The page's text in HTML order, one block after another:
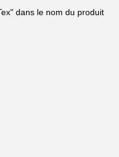
dans le nom du produit